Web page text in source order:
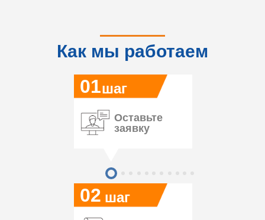
Как мы работаем
02
01
Оставьте
заявку
шаг
шаг